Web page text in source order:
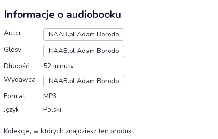
Informacje o audiobooku
Autor
NAAB.pl Adam Borodo
Głosy
NAAB.pl Adam Borodo
Długość
52 minuty
Wydawca
NAAB.pl Adam Borodo
Format
MP3
Język
Polski
Kolekcje, w których znajdziesz ten produkt: